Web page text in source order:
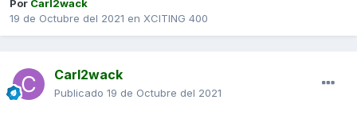
Por Carl2wack
19 de Octubre del 2021 en XCITING 400
Carl2wack
Publicado 19 de Octubre del 2021